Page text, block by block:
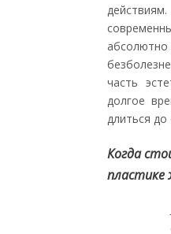
часть
долгое
длиться до
Когда